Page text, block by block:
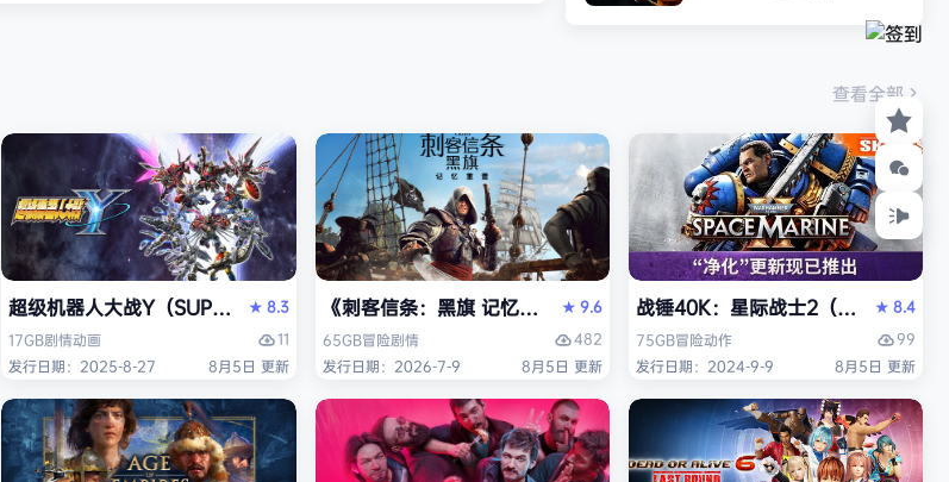
戏都拥…
查看全部
超级机器人大战Y（SUPER ROBOT WARS Y）免安装中文版
★8.3
17GB剧情动画
11
发行日期：2025-8-27
8月5日 更新
《刺客信条：黑旗 记忆重置-虚拟机版/Assassin’s Creed Black Flag
★9.6
65GB冒险剧情
482
发行日期：2026-7-9
8月5日 更新
战锤40K：星际战士2（ ★8.4
75GB冒险动作
99
发行日期：2024-9-9
8月5日 更新